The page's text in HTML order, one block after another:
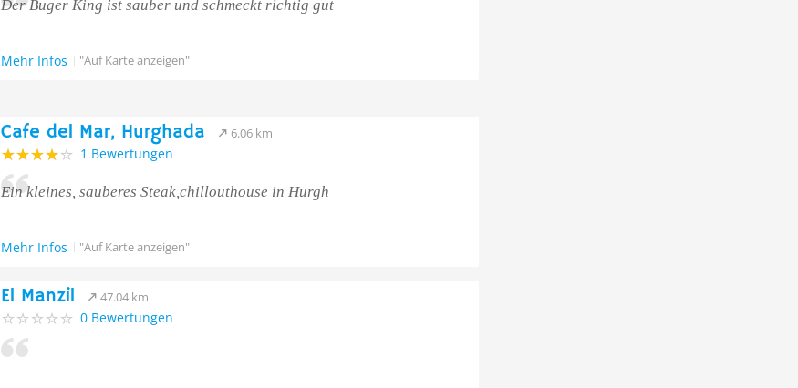
Der Buger King ist sauber und schmeckt richtig gut
Mehr Infos "Auf Karte anzeigen"
Cafe del Mar, Hurghada 6.06 km
1 Bewertungen
Ein kleines, sauberes Steak,chillouthouse in Hurgh
Mehr Infos "Auf Karte anzeigen"
El Manzil 47.04 km
0 Bewertungen